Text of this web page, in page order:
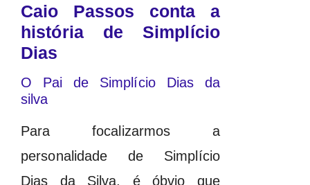
Caio Passos conta a
história de Simplício
Dias
O Pai de Simplício Dias da
silva
Para focalizarmos a
personalidade de Simplício
Dias da Silva, é óbvio que